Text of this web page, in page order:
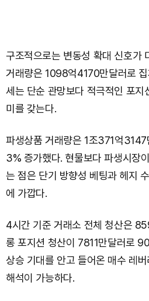
구조적으로는 변동성 확대 신호가
거래량은 1098억4170만달러로
세는 단순 관망보다 적극적인 포지
미를 갖는다.
파생상품 거래량은 1조371억
3% 증가했다. 현물보다 파생시장
는 점은 단기 방향성 베팅과 헤지
에 가깝다.
4시간 기준 거래소 전체 청산은
롱 포지션 청산이 7811만달러로
상승 기대를 안고 들어온 매수 레
해석이 가능하다.